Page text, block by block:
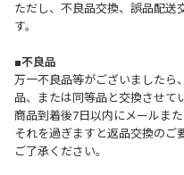
ただし、不良品交換、誤品配送
す。
■不良品
万一不良品等がございましたら
品、または同等品と交換させて
商品到着後7日以内にメールま
それを過ぎますと返品交換のご
ご了承ください。